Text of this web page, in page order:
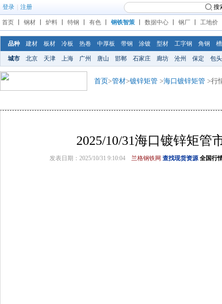
登录 注册 搜
首页 钢材 炉料 特钢 有色 钢铁智策 数据中心 钢厂 工地价
品种 建材 板材 冷板 热卷 中厚板 带钢 涂镀 型材 工字钢 角钢
城市 北京 天津 上海 广州 唐山 邯郸 石家庄 廊坊 沧州 保定 包头
首页>管材>镀锌矩管 >海口镀锌矩管 >行
2025/10/31海口镀锌矩管
发表日期：2025/10/31 9:10:04 兰格钢铁网 查找现货资源 全国行